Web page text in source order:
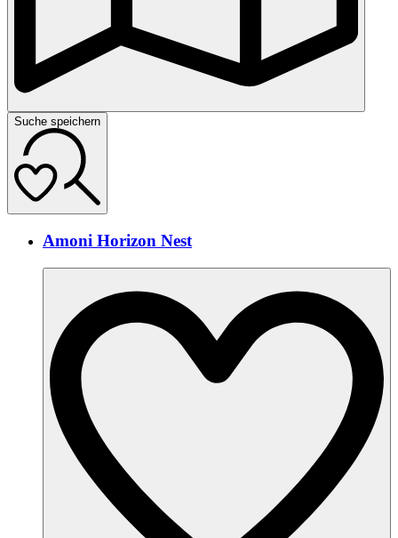
Suche speichern
Amoni Horizon Nest